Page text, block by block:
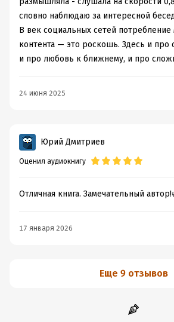
словно наблюдаю за интересной
В век социальных сетей потребление
контента — это роскошь. Здесь и про
и про любовь к ближнему, и про
24 июня 2025
Юрий Дмитриев
Оценил аудиокнигу
Отличная книга. Замечательный
17 января 2026
Еще 9 отзывов